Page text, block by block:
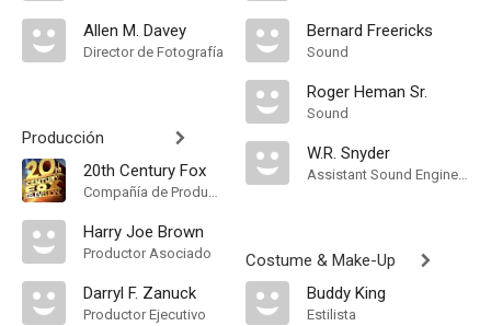
Allen M. Davey
Director de Fotografía
Producción
20th Century Fox
Compañía de Produccion
Harry Joe Brown
Productor Asociado
Darryl F. Zanuck
Productor Ejecutivo
Bernard Freericks
Sound
Roger Heman Sr.
Sound
W.R. Snyder
Assistant Sound Engineer
Costume & Make-Up
Buddy King
Estilista